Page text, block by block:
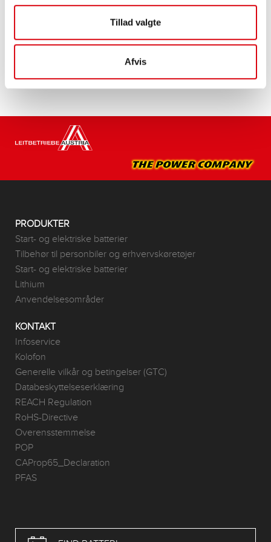
Tillad valgte
Afvis
PRODUKTER
Start- og elektriske batterier
Tilbehør til personbiler og erhvervskøretøjer
Start- og elektriske batterier
Lithium
Anvendelsesområder
KONTAKT
Infoservice
Kolofon
Generelle vilkår og betingelser (GTC)
Databeskyttelseserklæring
REACH Regulation
RoHS-Directive
Overensstemmelse
POP
CAProp65_Declaration
PFAS